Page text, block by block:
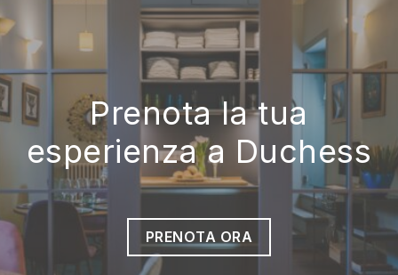
Prenota la tua
esperienza a Duchess
PRENOTA ORA